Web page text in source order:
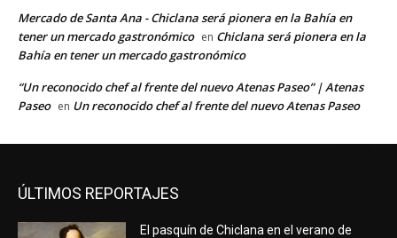
Mercado de Santa Ana - Chiclana será pionera en la Bahía en
tener un mercado gastronómico en Chiclana será pionera en la
Bahía en tener un mercado gastronómico
“Un reconocido chef al frente del nuevo Atenas Paseo” | Atenas
Paseo en Un reconocido chef al frente del nuevo Atenas Paseo
ÚLTIMOS REPORTAJES
El pasquín de Chiclana en el verano de